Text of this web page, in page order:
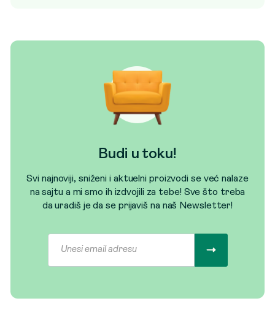
Budi u toku!
Svi najnoviji, sniženi i aktuelni proizvodi se već nalaze
na sajtu a mi smo ih izdvojili za tebe! Sve što treba
da uradiš je da se prijaviš na naš Newsletter!